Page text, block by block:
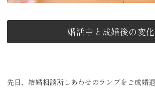
婚活中と成婚後の変化
先日、結婚相談所しあわせのランプをご成婚